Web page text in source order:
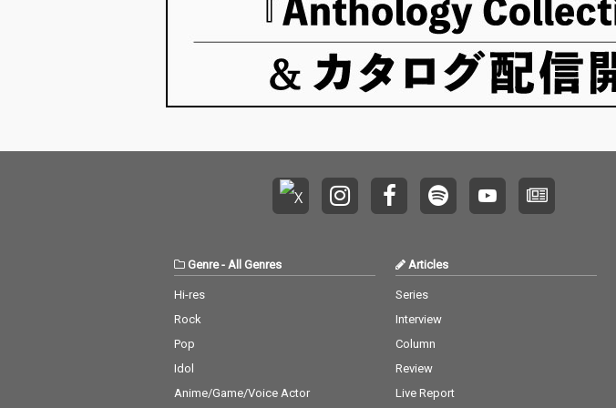
Genre- All Genres
Hi-res
Rock
Pop
Idol
Anime/Game/Voice Actor
Articles
Series
Interview
Column
Review
Live Report